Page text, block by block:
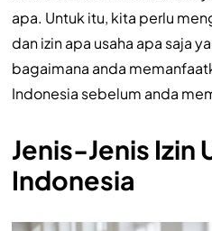
apa. Untuk itu, kita perlu
dan izin apa usaha apa saja
bagaimana anda
Indonesia sebelum anda
Jenis-Jenis Izin
Indonesia